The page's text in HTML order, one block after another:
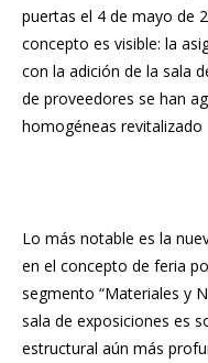
puertas el 4 de mayo de
concepto es visible: la
con la adición de la sala
de proveedores se han
homogéneas revitalizado
Lo más notable es la
en el concepto de feria
segmento “Materiales y
sala de exposiciones es
estructural aún más